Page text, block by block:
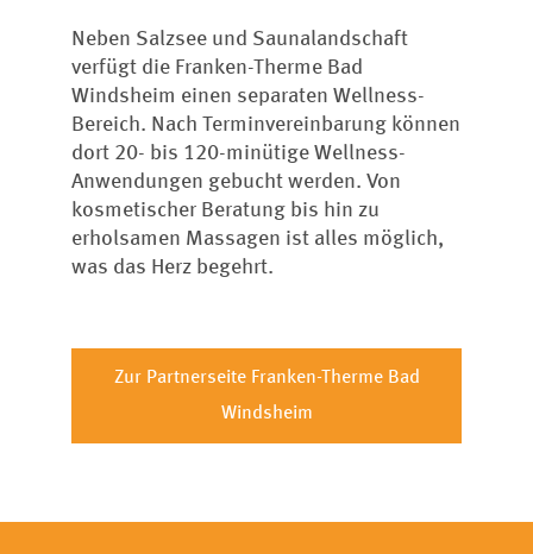
Neben Salzsee und Saunalandschaft
verfügt die Franken-Therme Bad
Windsheim einen separaten Wellness-
Bereich. Nach Terminvereinbarung können
dort 20- bis 120-minütige Wellness-
Anwendungen gebucht werden. Von
kosmetischer Beratung bis hin zu
erholsamen Massagen ist alles möglich,
was das Herz begehrt.
Zur Partnerseite Franken-Therme Bad
Windsheim